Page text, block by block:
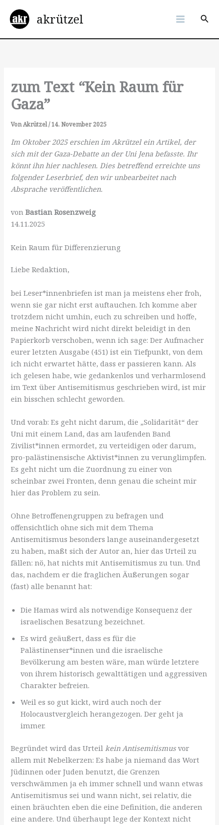
Inhalt
springen
akrützel
zum Text “Kein Raum für
Gaza”
VonAkrützel/14. November 2025
Im Oktober 2025 erschien im Akrützel ein Artikel, der
sich mit der Gaza-Debatte an der Uni Jena befasste. Ihr
könnt ihn hier nachlesen. Dies betreffend erreichte uns
folgender Leserbrief, den wir unbearbeitet nach
Absprache veröffentlichen.
vonBastian Rosenzweig
14.11.2025
Kein Raum für Differenzierung
Liebe Redaktion,
bei Leser*innenbriefen ist man ja meistens eher froh,
wenn sie gar nicht erst auftauchen. Ich komme aber
trotzdem nicht umhin, euch zu schreiben und hoffe,
meine Nachricht wird nicht direkt beleidigt in den
Papierkorb verschoben, wenn ich sage: Der Aufmacher
eurer letzten Ausgabe (451) ist ein Tiefpunkt, von dem
ich nicht erwartet hätte, dass er passieren kann. Als
ich gelesen habe, wie gedankenlos und verharmlosend
im Text über Antisemitismus geschrieben wird, ist mir
ein bisschen schlecht geworden.
Und vorab: Es geht nicht darum, die „Solidarität“ der
Uni mit einem Land, das am laufenden Band
Zivilist*innen ermordet, zu verteidigen oder darum,
pro-palästinensische Aktivist*innen zu verunglimpfen.
Es geht nicht um die Zuordnung zu einer von
scheinbar zwei Fronten, denn genau die scheint mir
hier das Problem zu sein.
Ohne Betroffenengruppen zu befragen und
offensichtlich ohne sich mit dem Thema
Antisemitismus besonders lange auseinandergesetzt
zu haben, maßt sich der Autor an, hier das Urteil zu
fällen: nö, hat nichts mit Antisemitismus zu tun. Und
das, nachdem er die fraglichen Äußerungen sogar
(fast) alle benannt hat:
Die Hamas wird als notwendige Konsequenz der
israelischen Besatzung bezeichnet.
Es wird geäußert, dass es für die
Palästinenser*innen und die israelische
Bevölkerung am besten wäre, man würde letztere
von ihrem historisch gewalttätigen und aggressiven
Charakter befreien.
Weil es so gut kickt, wird auch noch der
Holocaustvergleich herangezogen. Der geht ja
immer.
Begründet wird das Urteil kein Antisemitismus vor
allem mit Nebelkerzen: Es habe ja niemand das Wort
Jüdinnen oder Juden benutzt, die Grenzen
verschwämmen ja eh immer schnell und wann etwas
Antisemitismus sei und wann nicht, sei relativ, die
einen bräuchten eben die eine Definition, die anderen
eine andere. Und überhaupt lege der Kontext nicht